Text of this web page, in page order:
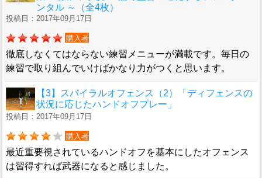
ンタル ～（全4枚）
投稿日：2017年09月17日
購入者
徹底しなくてはならない練習メニューが満載です。毎日の
練習で取り組んでいけばかなり力がつくと思います。
【3】スパイラルオフェンス（2）「ディフェンスの
状況に応じたハンドオフプレー」
投稿日：2017年09月17日
購入者
最近重要視されているハンドオフを基本にしたオフェンス
は習得すれば武器になると感じました。